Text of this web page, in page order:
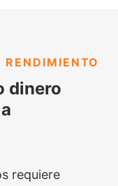
dinero
requiere